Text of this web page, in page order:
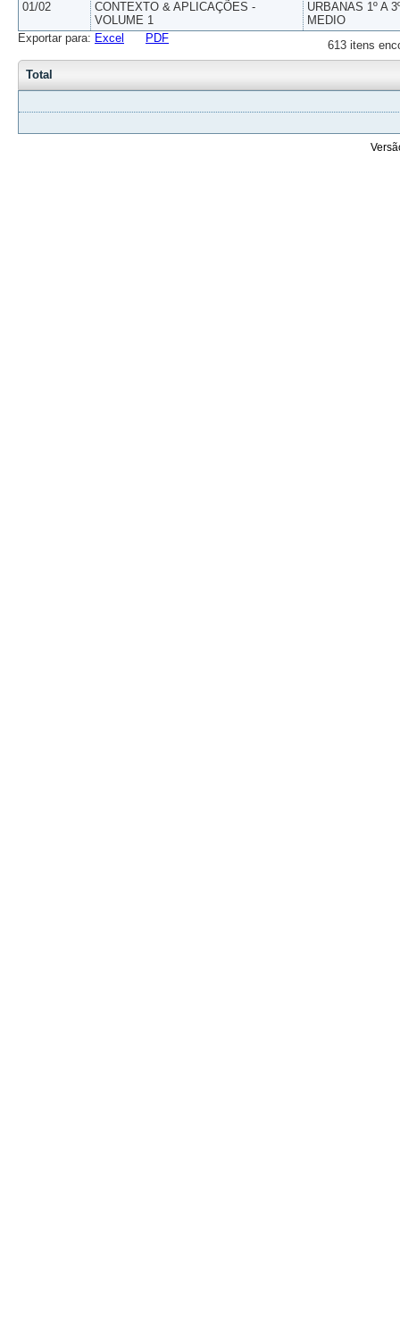
01/02
CONTEXTO & APLICAÇÕES -
VOLUME 1
URBANAS 1º A
MEDIO
613 itens
Exportar para: Excel PDF
Total